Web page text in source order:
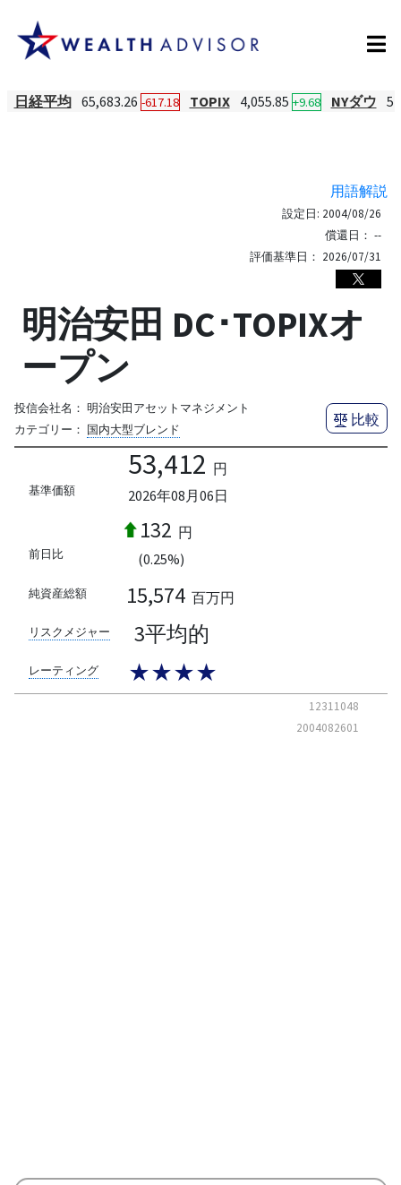
日経平均 65,683.26 -617.18 TOPIX 4,055.85 +9.68 NYダウ
用語解説
設定日: 2004/08/26
償還日： --
評価基準日： 2026/07/31
明治安田 DC･TOPIXオ
ープン
投信会社名： 明治安田アセットマネジメント
カテゴリー： 国内大型ブレンド
比較
基準価額
53,412 円
2026年08月06日
前日比
132 円
(0.25%)
純資産総額 15,574 百万円
リスクメジャー 3平均的
レーティング ★★★★
12311048
2004082601